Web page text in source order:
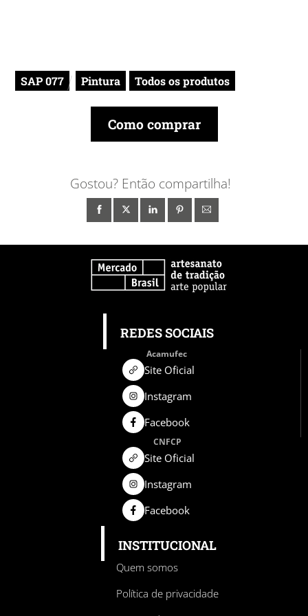
SAP 077 Pintura Todos os produtos
Como comprar
Gostou? Então compartilha!
REDES SOCIAIS
Acamufec
Site Oficial
Instagram
Facebook
CNFCP
Site Oficial
Instagram
Facebook
INSTITUCIONAL
Quem somos
Política de privacidade